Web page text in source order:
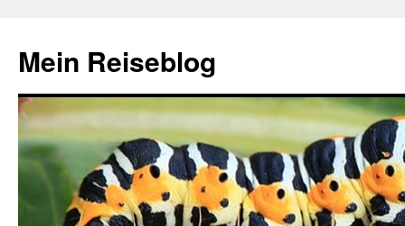
springen
Mein Reiseblog